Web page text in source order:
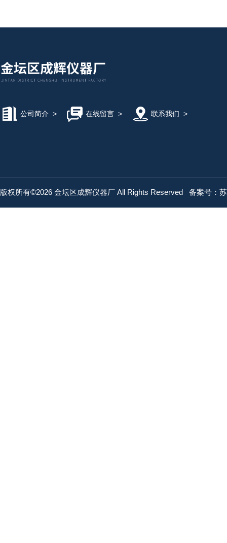
公司简介 > 在线留言> 联系我们 >
版权所有©2026 金坛区成辉仪器厂 All Rights Reserved 备案号：